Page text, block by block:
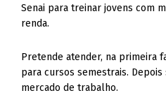
Senai para treinar jovens com
renda.
Pretende atender, na primeira
para cursos semestrais. Depois
mercado de trabalho.